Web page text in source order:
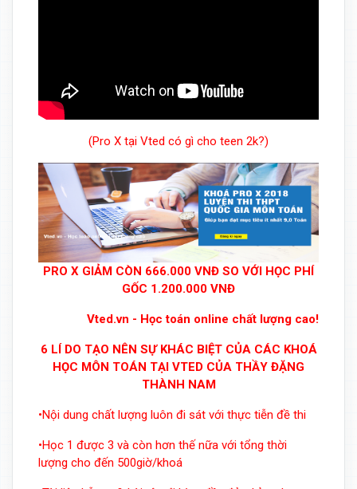
(Pro X tại Vted có gì cho teen 2k?)
PRO X GIẢM CÒN 666.000 VNĐ SO VỚI HỌC PHÍ
GỐC 1.200.000 VNĐ
Vted.vn - Học toán online chất lượng cao!
6 LÍ DO TẠO NÊN SỰ KHÁC BIỆT CỦA CÁC KHOÁ
HỌC MÔN TOÁN TẠI VTED CỦA THẦY ĐẶNG
THÀNH NAM
•Nội dung chất lượng luôn đi sát với thực tiễn đề thi
•Học 1 được 3 và còn hơn thế nữa với tổng thời
lượng cho đến 500giờ/khoá